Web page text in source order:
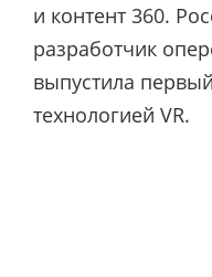
и контент 360.
разработчик
выпустила
технологией VR.